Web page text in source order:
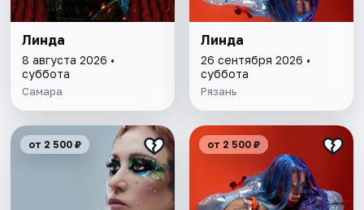
Линда
8 августа 2026 •
суббота
Самара
Линда
26 сентября 2026 •
суббота
Рязань
от 2 500 ₽ от 2 500 ₽